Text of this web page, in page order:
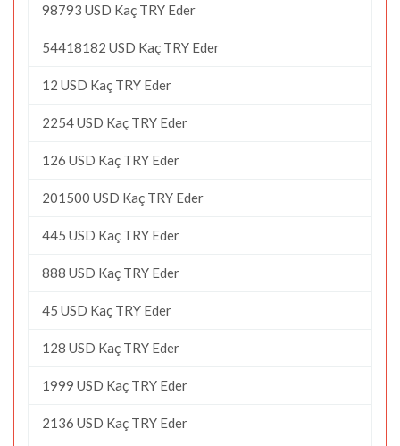
98793 USD Kaç TRY Eder
54418182 USD Kaç TRY Eder
12 USD Kaç TRY Eder
2254 USD Kaç TRY Eder
126 USD Kaç TRY Eder
201500 USD Kaç TRY Eder
445 USD Kaç TRY Eder
888 USD Kaç TRY Eder
45 USD Kaç TRY Eder
128 USD Kaç TRY Eder
1999 USD Kaç TRY Eder
2136 USD Kaç TRY Eder